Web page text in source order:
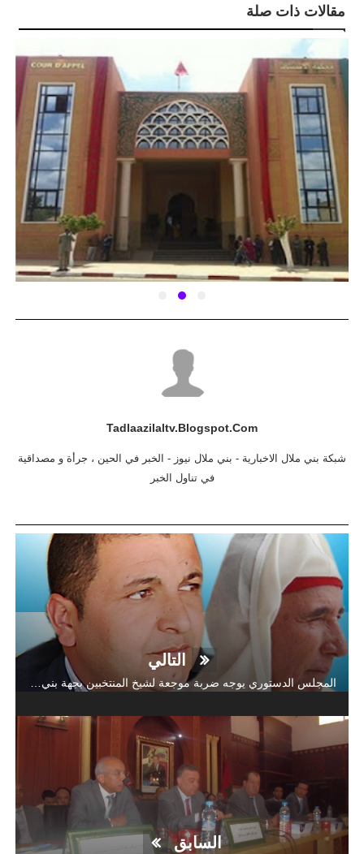
مقالات ذات صلة
Tadlaazilaltv.blogspot.com
شبكة بني ملال الاخبارية - بني ملال نيوز - الخبر في الحين ، جرأة و مصداقية
في تناول الخبر
التالي
المجلس الدستوري يوجه ضربة موجعة لشيخ المنتخبين بجهة بني ملال خنيفرة ابراهيم فضلي و نجله أحمد خارج اللائحة الوطنية للشباب
السابق